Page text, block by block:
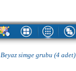
Beyaz simge grubu (4 adet)